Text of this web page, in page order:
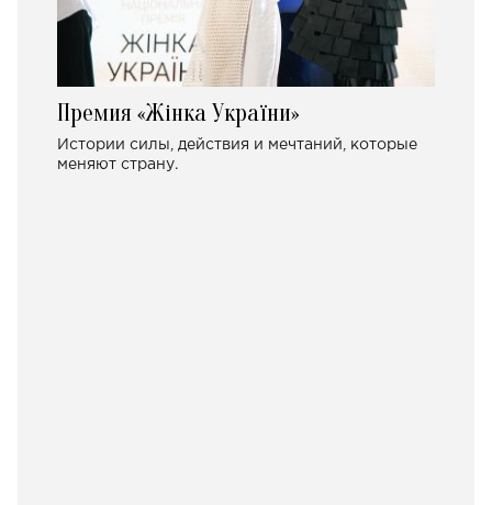
Премия «Жінка України»
Истории силы, действия и мечтаний, которые
меняют страну.